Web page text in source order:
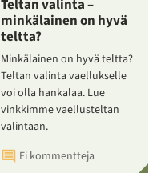
Teltan valinta –
minkälainen on hyvä
teltta?
Minkälainen on hyvä teltta?
Teltan valinta vaellukselle
voi olla hankalaa. Lue
vinkkimme vaellusteltan
valintaan.
Ei kommentteja